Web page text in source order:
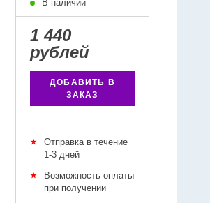
В наличии
1 440
рублей
ДОБАВИТЬ В
ЗАКАЗ
Отправка в течение
1-3 дней
Возможность оплаты
при получении